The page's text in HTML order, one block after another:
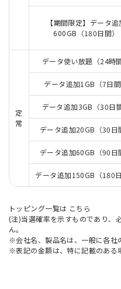
【期間限定】データ追
600GB（180日間）
定
常
データ使い放題（24時間
データ追加1GB（7日間
データ追加3GB（30日間
データ追加20GB（30日
データ追加60GB（90日
データ追加150GB（180日
トッピング一覧は こちら
(注)当選確率を示すものであり、
ん。
※会社名、製品名は、一般に各社
※表記の金額は、特に記載のある